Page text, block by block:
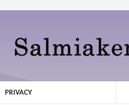
PRIVACY